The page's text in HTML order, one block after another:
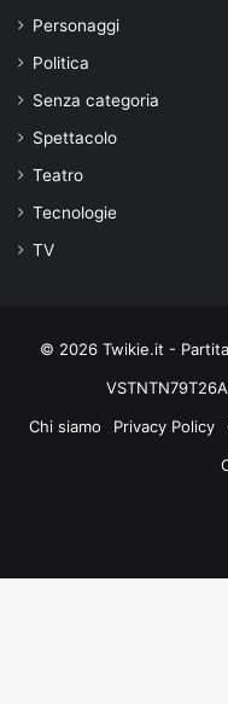
Personaggi
Politica
Senza categoria
Spettacolo
Teatro
Tecnologie
TV
© 2026 Twikie.it -
Chi siamo
Privacy Policy